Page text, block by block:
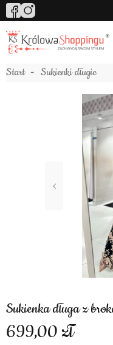
Start Sukienki długie
Sukienka długa z
699,00